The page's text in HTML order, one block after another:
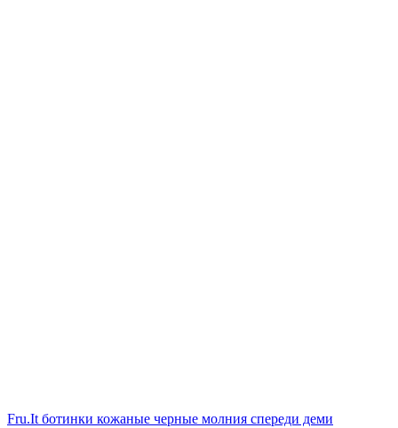
Fru.It ботинки кожаные черные молния спереди деми